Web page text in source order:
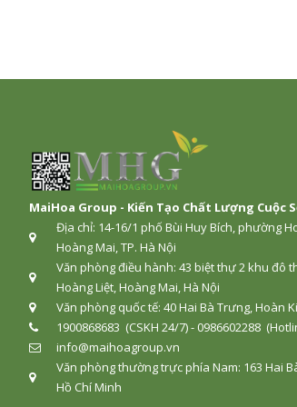
MaiHoa Group - Kiến Tạo Chất Lượng Cuộc
Địa chỉ: 14-16/1 phố Bùi Huy Bích, phường
Hoàng Mai, TP. Hà Nội
Văn phòng điều hành: 43 biệt thự 2 khu đô
Hoàng Liệt, Hoàng Mai, Hà Nội
Văn phòng quốc tế: 40 Hai Bà Trưng, Hoàn
1900868683 (CSKH 24/7) - 0986602288
info@maihoagroup.vn
Văn phòng thường trực phía Nam: 163 Hai
Hồ Chí Minh